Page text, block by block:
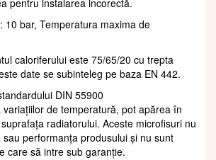
pentru instalarea incorectă.
10 bar, Temperatura maxima de
caloriferului este 75/65/20 cu trepta
date se subinteleg pe baza EN 442.
DIN 55900
de temperatură, pot apărea în
radiatorului. Aceste microfisuri nu
performanța produsului și nu sunt
care să intre sub garanție.